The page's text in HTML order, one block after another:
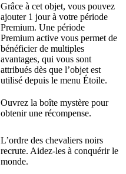
Grâce à cet objet, vous pouvez
ajouter 1 jour à votre période
Premium. Une période
Premium active vous permet de
bénéficier de multiples
avantages, qui vous sont
attribués dès que l’objet est
utilisé depuis le menu Étoile.
Ouvrez la boîte mystère pour
obtenir une récompense.
L’ordre des chevaliers noirs
recrute. Aidez-les à conquérir le
monde.